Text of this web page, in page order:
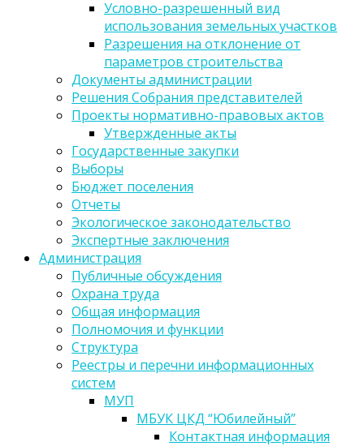
Условно-разрешенный вид
использования земельных участков
Разрешения на отклонение от
параметров строительства
Документы администрации
Решения Собрания представителей
Проекты нормативно-правовых актов
Утвержденные акты
Государственные закупки
Выборы
Бюджет поселения
Отчеты
Экологическое законодательство
Экспертные заключения
Администрация
Публичные обсуждения
Охрана труда
Общая информация
Полномочия и функции
Структура
Реестры и перечни информационных
систем
МУП
МБУК ЦКД “Юбилейный”
Контактная информация